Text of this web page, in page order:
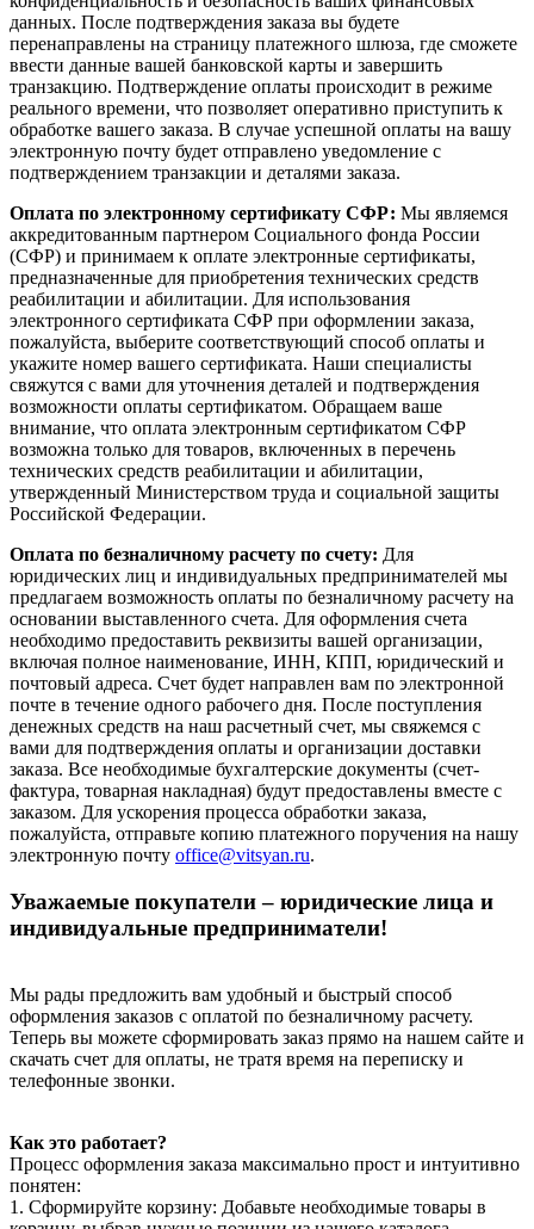
данных. После подтверждения заказа вы будете
перенаправлены на страницу платежного шлюза, где сможете
ввести данные вашей банковской карты и завершить
транзакцию. Подтверждение оплаты происходит в режиме
реального времени, что позволяет оперативно приступить к
обработке вашего заказа. В случае успешной оплаты на вашу
электронную почту будет отправлено уведомление с
подтверждением транзакции и деталями заказа.
Оплата по электронному сертификату СФР: Мы являемся
аккредитованным партнером Социального фонда России
(СФР) и принимаем к оплате электронные сертификаты,
предназначенные для приобретения технических средств
реабилитации и абилитации. Для использования
электронного сертификата СФР при оформлении заказа,
пожалуйста, выберите соответствующий способ оплаты и
укажите номер вашего сертификата. Наши специалисты
свяжутся с вами для уточнения деталей и подтверждения
возможности оплаты сертификатом. Обращаем ваше
внимание, что оплата электронным сертификатом СФР
возможна только для товаров, включенных в перечень
технических средств реабилитации и абилитации,
утвержденный Министерством труда и социальной защиты
Российской Федерации.
Оплата по безналичному расчету по счету: Для
юридических лиц и индивидуальных предпринимателей мы
предлагаем возможность оплаты по безналичному расчету на
основании выставленного счета. Для оформления счета
необходимо предоставить реквизиты вашей организации,
включая полное наименование, ИНН, КПП, юридический и
почтовый адреса. Счет будет направлен вам по электронной
почте в течение одного рабочего дня. После поступления
денежных средств на наш расчетный счет, мы свяжемся с
вами для подтверждения оплаты и организации доставки
заказа. Все необходимые бухгалтерские документы (счет-
фактура, товарная накладная) будут предоставлены вместе с
заказом. Для ускорения процесса обработки заказа,
пожалуйста, отправьте копию платежного поручения на нашу
электронную почту office@vitsyan.ru.
Уважаемые покупатели – юридические лица и
индивидуальные предприниматели!
Мы рады предложить вам удобный и быстрый способ
оформления заказов с оплатой по безналичному расчету.
Теперь вы можете сформировать заказ прямо на нашем сайте и
скачать счет для оплаты, не тратя время на переписку и
телефонные звонки.
Как это работает?
Процесс оформления заказа максимально прост и интуитивно
понятен:
1. Сформируйте корзину: Добавьте необходимые товары в